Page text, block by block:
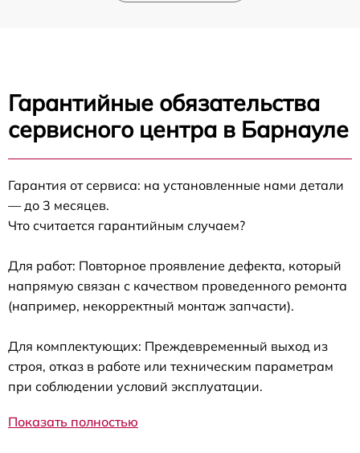
Гарантийные обязательства
сервисного центра в Барнауле
Гарантия от сервиса: на установленные нами детали
— до 3 месяцев.
Что считается гарантийным случаем?
Для работ: Повторное проявление дефекта, который
напрямую связан с качеством проведенного ремонта
(например, некорректный монтаж запчасти).
Для комплектующих: Преждевременный выход из
строя, отказ в работе или техническим параметрам
при соблюдении условий эксплуатации.
Показать полностью